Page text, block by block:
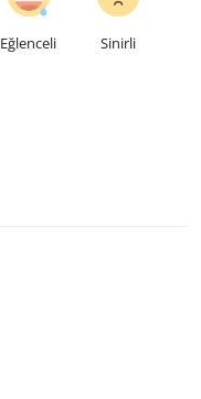
Eğlenceli Sinirli